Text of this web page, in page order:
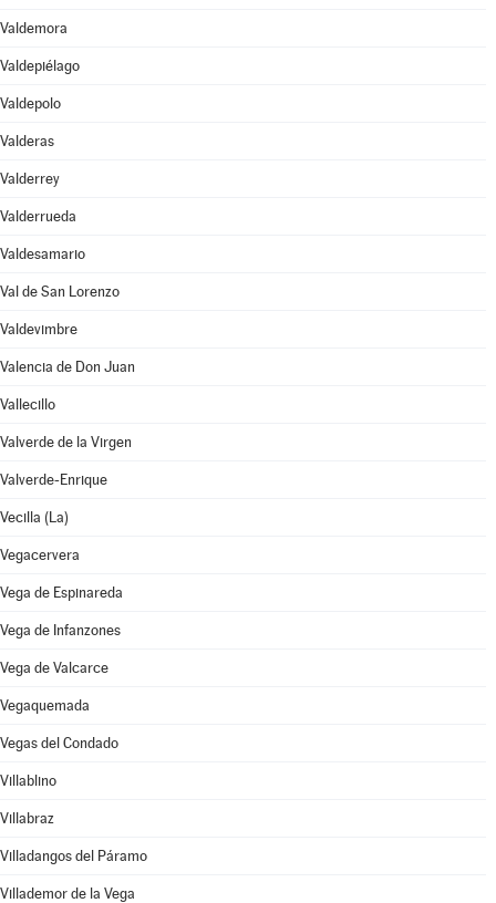
Valdemora
Valdepiélago
Valdepolo
Valderas
Valderrey
Valderrueda
Valdesamario
Val de San Lorenzo
Valdevimbre
Valencia de Don Juan
Vallecillo
Valverde de la Virgen
Valverde-Enrique
Vecilla (La)
Vegacervera
Vega de Espinareda
Vega de Infanzones
Vega de Valcarce
Vegaquemada
Vegas del Condado
Villablino
Villabraz
Villadangos del Páramo
Villademor de la Vega